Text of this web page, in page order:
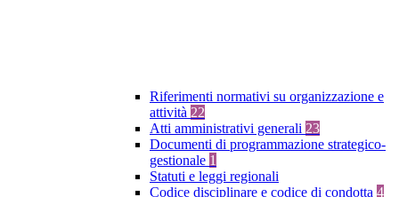
Riferimenti normativi su organizzazione e
attività 22
Atti amministrativi generali 23
Documenti di programmazione strategico-
gestionale 1
Statuti e leggi regionali
Codice disciplinare e codice di condotta 4